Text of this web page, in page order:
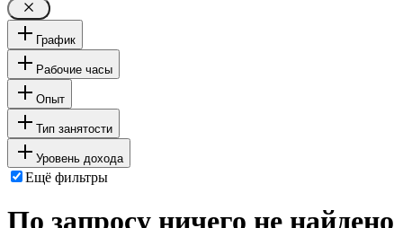
График
Рабочие часы
Опыт
Тип занятости
Уровень дохода
Ещё фильтры
По запросу ничего не найдено